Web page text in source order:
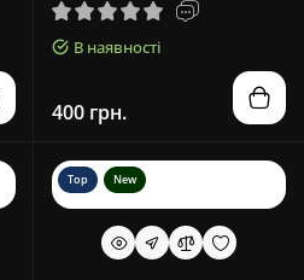
В наявності
400 грн.
Top New